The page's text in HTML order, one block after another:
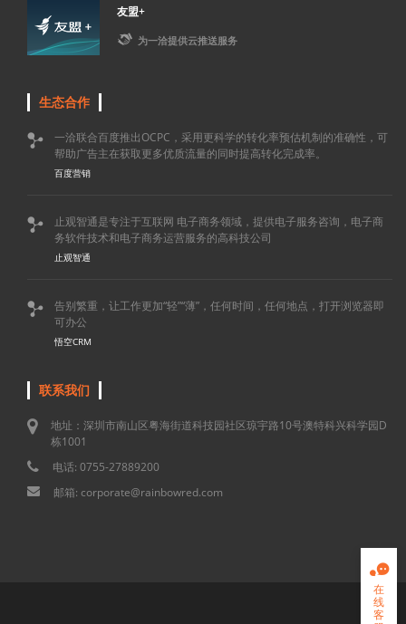
友盟+
 为一洽提供云推送服务
生态合作

一洽联合百度推出OCPC，采用更科学的转化率预估机制的准确性，可
帮助广告主在获取更多优质流量的同时提高转化完成率。
百度营销

止观智通是专注于互联网 电子商务领域，提供电子服务咨询，电子商
务软件技术和电子商务运营服务的高科技公司
止观智通

告别繁重，让工作更加“轻”“薄”，任何时间，任何地点，打开浏览器即
可办公
悟空CRM
联系我们
地址：深圳市南山区粤海街道科技园社区琼宇路10号澳特科兴科学园D
栋1001
电话: 0755-27889200
邮箱: corporate@rainbowred.com

在
线
客